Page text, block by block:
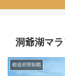
洞爺湖マ
都道府県制覇